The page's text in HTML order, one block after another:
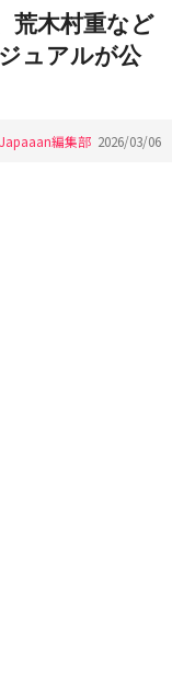
荒木村重など
ュアルが公
Japaaan編集部 2026/03/06